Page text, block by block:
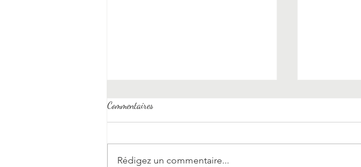
Commentaires
Rédigez un commentaire...